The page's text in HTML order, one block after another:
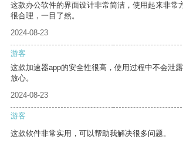
这款办公软件的界面设计非常简洁，使用起来非常
很合理，一目了然。
2024-08-23
游客
这款加速器app的安全性很高，使用过程中不会泄
放心。
2024-08-23
游客
这款软件非常实用，可以帮助我解决很多问题。